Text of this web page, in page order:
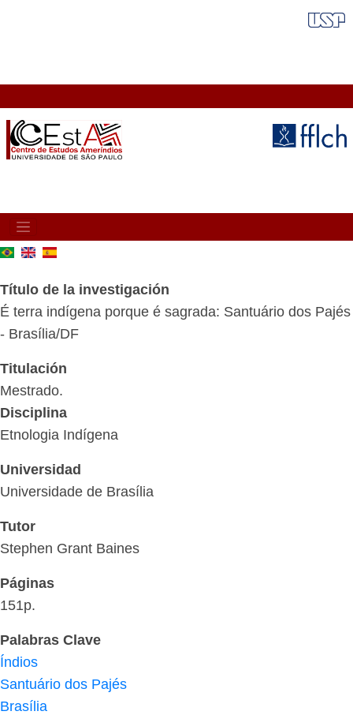
MAIN
NAVIGATION
Título de la investigación
É terra indígena porque é sagrada: Santuário dos Pajés
- Brasília/DF
Titulación
Mestrado.
Disciplina
Etnologia Indígena
Universidad
Universidade de Brasília
Tutor
Stephen Grant Baines
Páginas
151p.
Palabras Clave
Índios
Santuário dos Pajés
Brasília